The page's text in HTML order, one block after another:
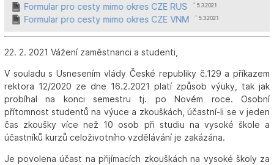
Formular pro cesty mimo okres CZE RUS ˆ 5.3.2021
Formular pro cesty mimo okres CZE VNM ˆ 5.3.2021
22. 2. 2021 Vážení zaměstnanci a studenti,
V souladu s Usnesením vlády České republiky č.129 a příkazem
rektora 12/2020 ze dne 16.2.2021 platí způsob výuky, tak jak
probíhal na konci semestru tj. po Novém roce. Osobní
přítomnost studentů na výuce a zkouškách, účastní-li se v jeden
čas zkoušky více než 10 osob při studiu na vysoké škole a
účastníků kurzů celoživotního vzdělávání je zakázána.
Je povolena účast na přijímacích zkouškách na vysoké školy za